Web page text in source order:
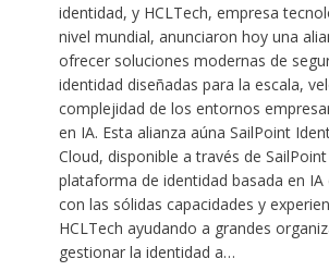
identidad, y HCLTech, empresa
nivel mundial, anunciaron hoy una
ofrecer soluciones modernas de
identidad diseñadas para la escala,
complejidad de los entornos
​​en IA. Esta alianza aúna SailPoint
Cloud, disponible a través de
plataforma de identidad basada en IA
con las sólidas capacidades y
HCLTech ayudando a grandes
gestionar la identidad a…